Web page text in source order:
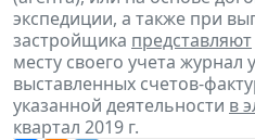
экспедиции, а также при
застройщика представляют
месту своего учета журнал
выставленных счетов-
указанной деятельности в
квартал 2019 г.